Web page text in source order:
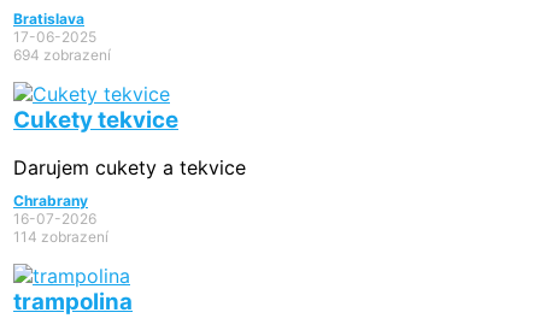
Bratislava
17-06-2025
694 zobrazení
Cukety tekvice
Darujem cukety a tekvice
Chrabrany
16-07-2026
114 zobrazení
trampolina